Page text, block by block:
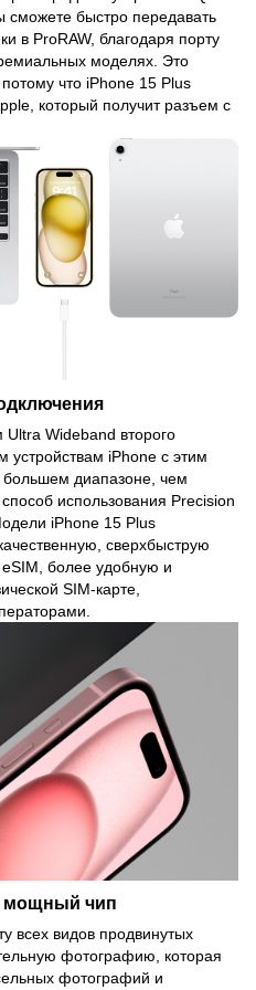
сможете быстро передавать
в ProRAW, благодаря порту
моделях. Это
что iPhone 15 Plus
который получит разъем с
Wideband второго
iPhone с этим
большем диапазоне, чем
использования Precision
iPhone 15 Plus
сверхбыструю
более удобную и
SIM-карте,
мощный чип
всех видов продвинутых
фотографию, которая
фотографий и